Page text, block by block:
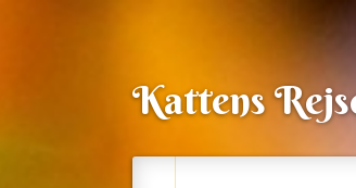
Kattens